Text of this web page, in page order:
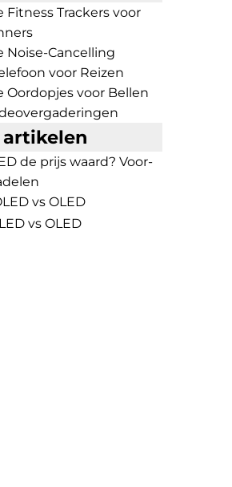
Fitness Trackers voor
Noise-Cancelling
voor Reizen
Oordopjes voor Bellen
de prijs waard? Voor-
vs OLED
vs OLED